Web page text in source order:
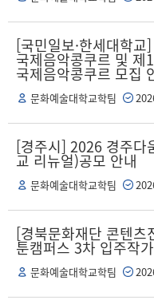
[국민일보·한세대학교
국제음악콩쿠르 및 제
국제음악콩쿠르 모집
문화예술대학교학팀
[경주시] 2026 경주다
교 리뉴얼)공모 안내
문화예술대학교학팀
[경북문화재단 콘텐
툰캠퍼스 3차 입주작
문화예술대학교학팀